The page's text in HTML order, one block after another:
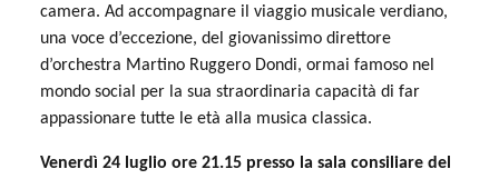
camera. Ad accompagnare il viaggio musicale verdiano,
una voce d’eccezione, del giovanissimo direttore
d’orchestra Martino Ruggero Dondi, ormai famoso nel
mondo social per la sua straordinaria capacità di far
appassionare tutte le età alla musica classica.
Venerdì 24 luglio ore 21.15 presso la sala consiliare del